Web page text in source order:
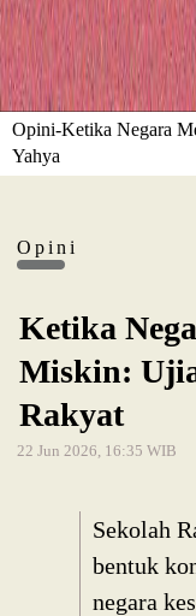
Opini-Ketika Negara
Yahya
Opini
Ketika
Miskin:
Rakyat
22 Jun 2026, 16:35 WIB
Sekolah
bentuk
negara